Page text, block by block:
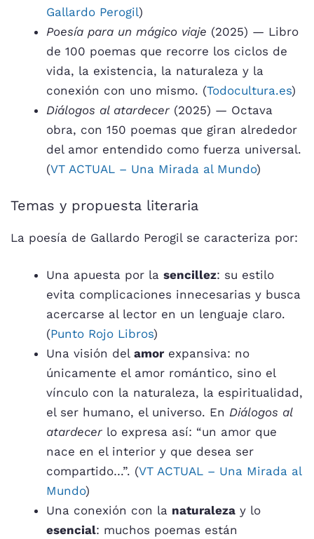
Gallardo Perogil)
Poesía para un mágico viaje (2025) — Libro
de 100 poemas que recorre los ciclos de
vida, la existencia, la naturaleza y la
conexión con uno mismo. (Todocultura.es)
Diálogos al atardecer (2025) — Octava
obra, con 150 poemas que giran alrededor
del amor entendido como fuerza universal.
(VT ACTUAL – Una Mirada al Mundo)
Temas y propuesta literaria
La poesía de Gallardo Perogil se caracteriza por:
Una apuesta por la sencillez: su estilo
evita complicaciones innecesarias y busca
acercarse al lector en un lenguaje claro.
(Punto Rojo Libros)
Una visión del amor expansiva: no
únicamente el amor romántico, sino el
vínculo con la naturaleza, la espiritualidad,
el ser humano, el universo. En Diálogos al
atardecer lo expresa así: “un amor que
nace en el interior y que desea ser
compartido…”. (VT ACTUAL – Una Mirada al
Mundo)
Una conexión con la naturaleza y lo
esencial: muchos poemas están